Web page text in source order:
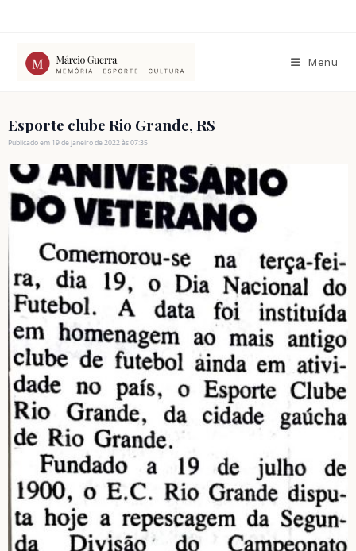
conteúdo
Menu
Esporte clube Rio Grande, RS
Publicado em 19 de janeiro de 2022 às 07:35